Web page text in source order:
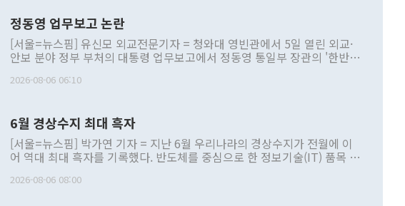
정동영 업무보고 논란
[서울=뉴스핌] 유신모 외교전문기자 = 청와대 영빈관에서 5일 열린 외교·
안보 분야 정부 부처의 대통령 업무보고에서 정동영 통일부 장관의 '한반도
발언 중에는 정부 내 조율을 거치지 않은 사안을 정책으로 추진하겠다고 공
주의적 희망에 근거한 비현실적 구상'이라는 비판을 내놨다. 그동안 정 장
관의 대북 정책 관련 발언이 물의를 빚은 적은 여러 번 있지만 대통령과 유
관 부처 장관이 공개적으로 부정적 입장을 표명한 것은 이례적이다. 정 장
관의 무리한 대북 접근법과 월권을 제어해야 한다는 목소리도 높아지고 있
다. [정동영 통일부 장관이 지난달 23일 오후 서울 종로구 정부서울청사에
2026-08-06 06:10
6월 경상수지 최대 흑자
[서울=뉴스핌] 박가연 기자 = 지난 6월 우리나라의 경상수지가 전월에 이
어 역대 최대 흑자를 기록했다. 반도체를 중심으로 한 정보기술(IT) 품목 수
료=한국은행] 한국은행이 6일 발표한 '2026년 6월 국제수지(잠정)'에 따르
2026-08-06 08:00